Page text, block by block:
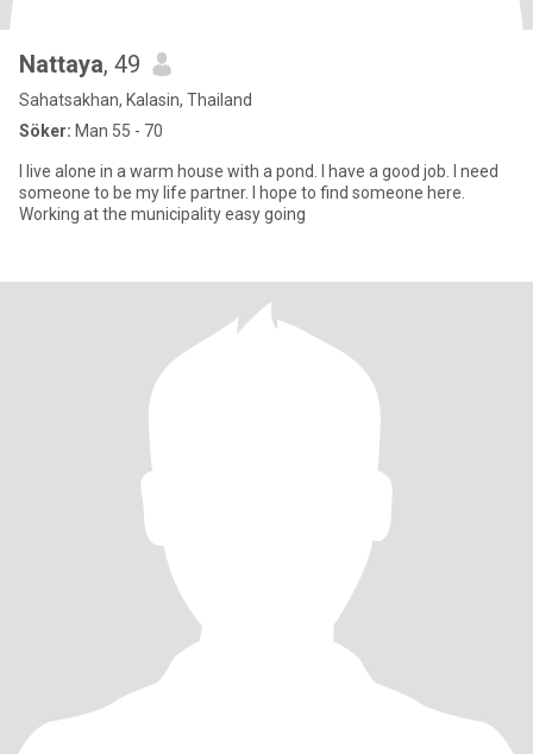
Nattaya, 49
Sahatsakhan, Kalasin, Thailand
Söker: Man 55 - 70
I live alone in a warm house with a pond. I have a good job. I need
someone to be my life partner. I hope to find someone here.
Working at the municipality easy going